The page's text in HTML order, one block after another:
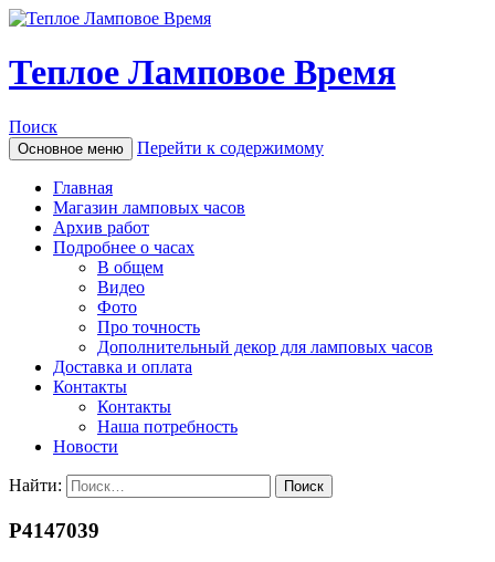
Теплое Ламповое Время
Поиск
Основное меню Перейти к содержимому
Главная
Магазин ламповых часов
Архив работ
Подробнее о часах
В общем
Видео
Фото
Про точность
Дополнительный декор для ламповых часов
Доставка и оплата
Контакты
Контакты
Наша потребность
Новости
Найти:
P4147039